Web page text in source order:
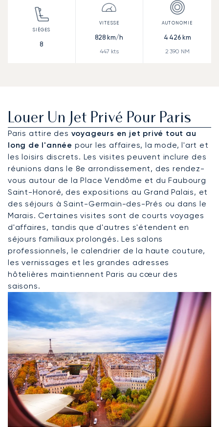
8
828 km/h
447 kts
4 426km
2 390 NM
Louer Un Jet Privé Pour Paris
Paris attire des voyageurs en jet privé tout au
long de l'année pour les affaires, la mode, l'art et
les loisirs discrets. Les visites peuvent inclure des
réunions dans le 8e arrondissement, des rendez-
vous autour de la Place Vendôme et du Faubourg
Saint-Honoré, des expositions au Grand Palais, et
des séjours à Saint-Germain-des-Prés ou dans le
Marais. Certaines visites sont de courts voyages
d'affaires, tandis que d'autres s'étendent en
séjours familiaux prolongés. Les salons
professionnels, le calendrier de la haute couture,
les vernissages et les grandes adresses
hôtelières maintiennent Paris au cœur des
saisons.
Louer Un Jet Privé Pour Lyon